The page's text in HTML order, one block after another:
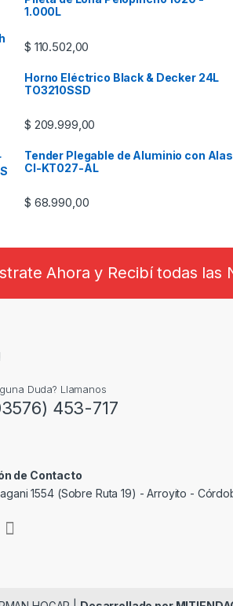
1.000L
$ 110.502,00
Horno Eléctrico Black & Decker 24L
TO3210SSD
$ 209.999,00
Tender Plegable de Aluminio con Alas
CI-KT027-AL
$ 68.990,00
Ahora y Recibí todas las
Duda? Llamanos
453-717
de Contacto
1554 (Sobre Ruta 19) - Arroyito -